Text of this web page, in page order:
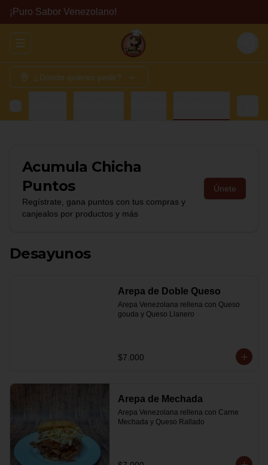
¡Puro Sabor Venezolano!
Abrir menu de navegación Login
¿Dónde quieres pedir?
Colaciones
Acumula Chicha
Puntos
Regístrate, gana puntos con tus compras y
canjealos por productos y más
Únete
Desayunos
Arepa de Doble Queso
Arepa Venezolana rellena con Queso
gouda y Queso Llanero
$7.000
Arepa de Mechada
Arepa Venezolana rellena con Carne
Mechada y Queso Rallado